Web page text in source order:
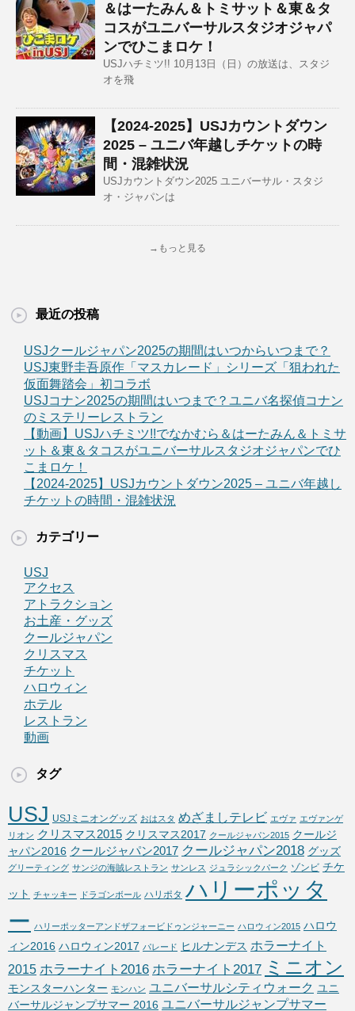
＆はーたみん＆トミサット＆東＆タ
コスがユニバーサルスタジオジャパ
ンでひこまロケ！
USJハチミツ!! 10月13日（日）の放送は、スタジ
オを飛
【2024-2025】USJカウントダウン
2025 – ユニバ年越しチケットの時
間・混雑状況
USJカウントダウン2025 ユニバーサル・スタジ
オ・ジャパンは
→もっと見る
最近の投稿
USJクールジャパン2025の期間はいつからいつまで？
USJ東野圭吾原作「マスカレード」シリーズ「狙われた
仮面舞踏会」初コラボ
USJコナン2025の期間はいつまで？ユニバ名探偵コナン
のミステリーレストラン
【動画】USJハチミツ!!でなかむら＆はーたみん＆トミサ
ット＆東＆タコスがユニバーサルスタジオジャパンでひ
こまロケ！
【2024-2025】USJカウントダウン2025 – ユニバ年越し
チケットの時間・混雑状況
カテゴリー
USJ
アクセス
アトラクション
お土産・グッズ
クールジャパン
クリスマス
チケット
ハロウィン
ホテル
レストラン
動画
タグ
USJ USJミニオングッズ おはスタ めざましテレビ エヴァ エヴァンゲ
リオン クリスマス2015 クリスマス2017 クールジャパン2015 クールジ
ャパン2016 クールジャパン2017 クールジャパン2018 グッズ
グリーティング サンジの海賊レストラン サンレス ジュラシックパーク ゾンビ チケ
ット チャッキー ドラゴンボール ハリポタ ハリーポッタ
ー ハリーポッターアンドザフォービドゥンジャーニー ハロウィン2015 ハロウ
ィン2016 ハロウィン2017 パレード ヒルナンデス ホラーナイト
2015 ホラーナイト2016 ホラーナイト2017 ミニオン
モンスターハンター モンハン ユニバーサルシティウォーク ユニ
バーサルジャンプサマー 2016 ユニバーサルジャンプサマー